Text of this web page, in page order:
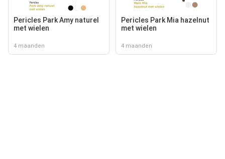
Pericles Park Amy naturel
met wielen
4 maanden
Pericles Park Mia hazelnut
met wielen
4 maanden